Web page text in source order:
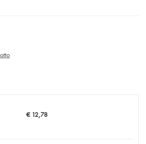
Prezzo
€ 12,78